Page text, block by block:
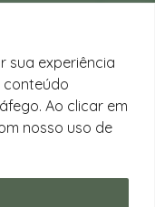
sua experiência
conteúdo
Ao clicar em
nosso uso de